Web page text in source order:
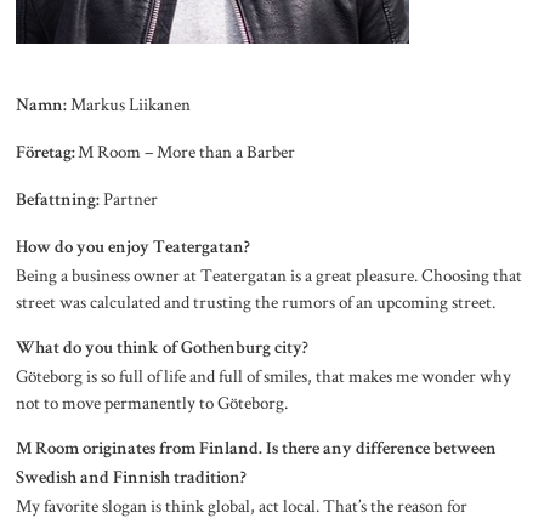
Namn:Markus Liikanen
Företag:M Room – More than a Barber
Befattning:Partner
How do you enjoy Teatergatan?
Being a business owner at Teatergatan is a great pleasure. Choosing that
street was calculated and trusting the rumors of an upcoming street.
What do you think of Gothenburg city?
Göteborg is so full of life and full of smiles, that makes me wonder why
not to move permanently to Göteborg.
M Room originates from Finland. Is there any difference between
Swedish and Finnish tradition?
My favorite slogan is think global, act local. That’s the reason for